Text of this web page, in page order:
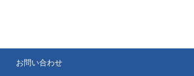
お問い合わせ